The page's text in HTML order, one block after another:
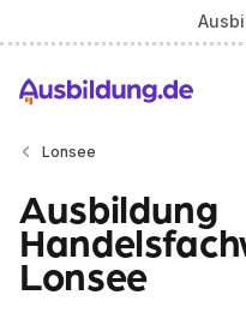
Lonsee
Ausbildung
Lonsee